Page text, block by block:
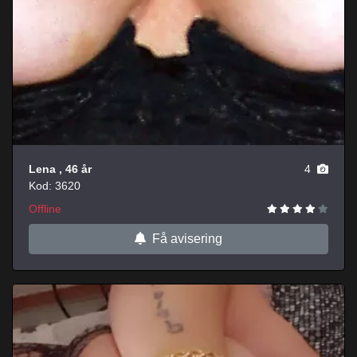
Lena , 46 år
4
Kod: 3620
Offline
Få avisering